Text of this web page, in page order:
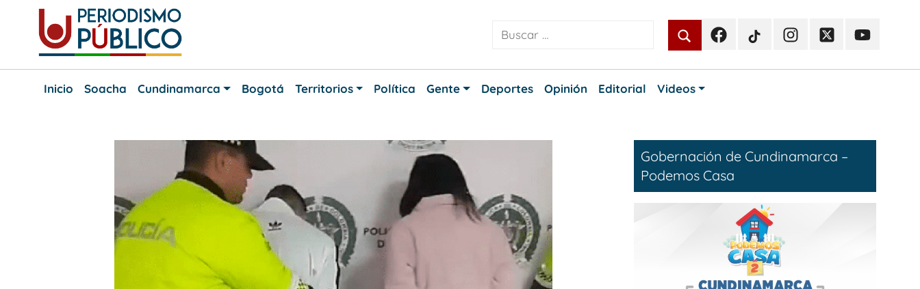
content
Periodismo
Noticias
FacebookTikTokInstagramTwitterYoutube
Inicio
Soacha Cundinamarca Bogotá Territorios Política Gente Deportes Opinión Editorial Videos
Gobernación de Cundinamarca –
Podemos Casa